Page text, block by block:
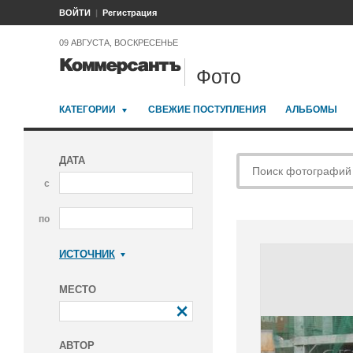
ВОЙТИ Регистрация
09 АВГУСТА, ВОСКРЕСЕНЬЕ
Фото
КАТЕГОРИИ СВЕЖИЕ ПОСТУПЛЕНИЯ АЛЬБОМЫ
ДАТА
с
по
ИСТОЧНИК
МЕСТО
АВТОР